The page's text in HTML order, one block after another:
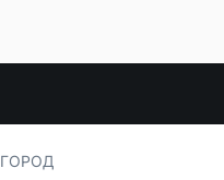
ГОРОД